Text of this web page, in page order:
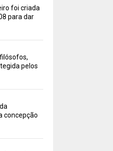
foi criada
para dar
pelos
concepção